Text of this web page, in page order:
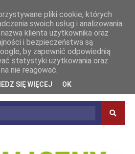
pliki cookie, których
swoich usług i analizowania
klienta użytkownika oraz
i bezpieczeństwa są
by zapewnić odpowiednią
statystyki użytkowania oraz
nie reagować.
SIĘ WIĘCEJ OK